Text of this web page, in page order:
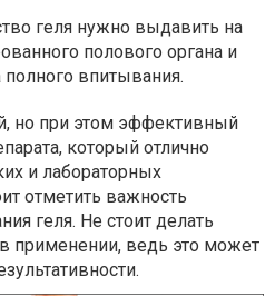
геля нужно выдавить на
полового органа и
впитывания.
но при этом эффективный
который отлично
и лабораторных
отметить важность
геля. Не стоит делать
применении, ведь это может